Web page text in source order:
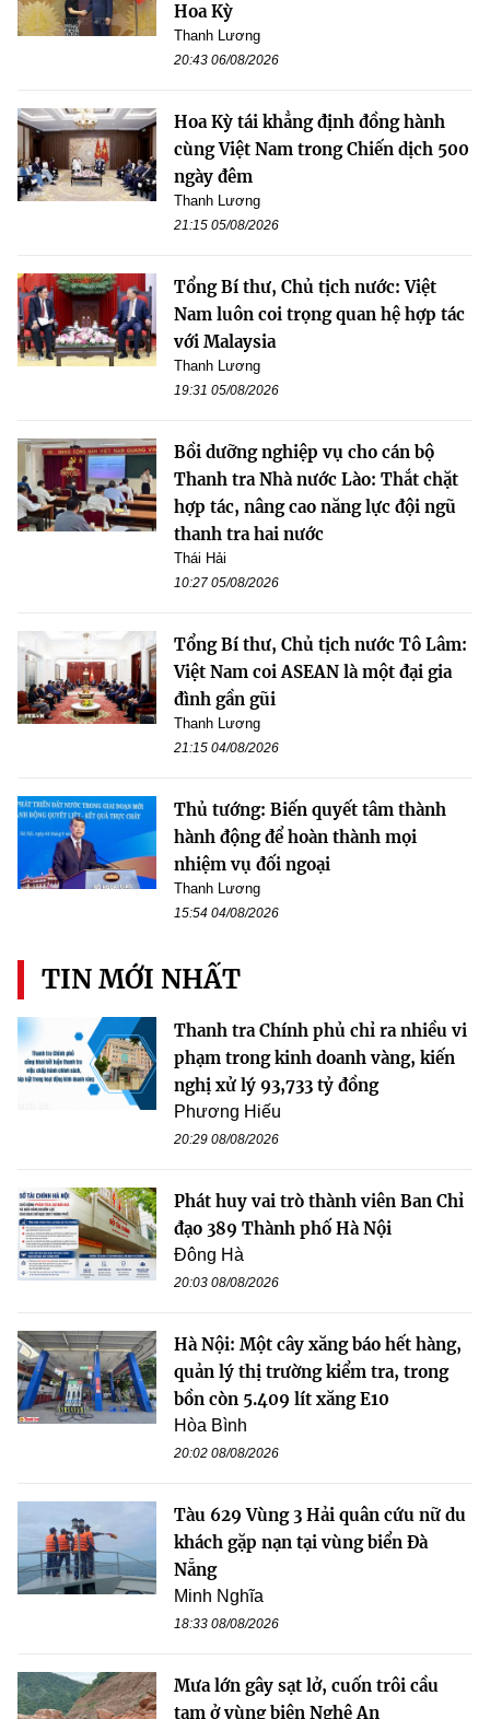
Hoa Kỳ
Thanh Lương
20:43 06/08/2026
Hoa Kỳ tái khẳng định đồng hành
cùng Việt Nam trong Chiến dịch 500
ngày đêm
Thanh Lương
21:15 05/08/2026
Tổng Bí thư, Chủ tịch nước: Việt
Nam luôn coi trọng quan hệ hợp tác
với Malaysia
Thanh Lương
19:31 05/08/2026
Bồi dưỡng nghiệp vụ cho cán bộ
Thanh tra Nhà nước Lào: Thắt chặt
hợp tác, nâng cao năng lực đội ngũ
thanh tra hai nước
Thái Hải
10:27 05/08/2026
Tổng Bí thư, Chủ tịch nước Tô Lâm:
Việt Nam coi ASEAN là một đại gia
đình gần gũi
Thanh Lương
21:15 04/08/2026
Thủ tướng: Biến quyết tâm thành
hành động để hoàn thành mọi
nhiệm vụ đối ngoại
Thanh Lương
15:54 04/08/2026
TIN MỚI NHẤT
Thanh tra Chính phủ chỉ ra nhiều vi
phạm trong kinh doanh vàng, kiến
nghị xử lý 93,733 tỷ đồng
Phương Hiếu
20:29 08/08/2026
Phát huy vai trò thành viên Ban Chỉ
đạo 389 Thành phố Hà Nội
Đông Hà
20:03 08/08/2026
Hà Nội: Một cây xăng báo hết hàng,
quản lý thị trường kiểm tra, trong
bồn còn 5.409 lít xăng E10
Hòa Bình
20:02 08/08/2026
Tàu 629 Vùng 3 Hải quân cứu nữ du
khách gặp nạn tại vùng biển Đà
Nẵng
Minh Nghĩa
18:33 08/08/2026
Mưa lớn gây sạt lở, cuốn trôi cầu
tạm ở vùng biên Nghệ An